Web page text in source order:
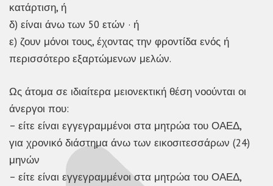
κατάρτιση, ή
δ) είναι άνω των 50 ετών · ή
ε) ζουν μόνοι τους, έχοντας την φροντίδα ενός ή
περισσότερο εξαρτώμενων μελών.
Ως άτομα σε ιδιαίτερα μειονεκτική θέση νοούνται οι
άνεργοι που:
– είτε είναι εγγεγραμμένοι στα μητρώα του ΟΑΕΔ,
για χρονικό διάστημα άνω των εικοσιτεσσάρων (24)
μηνών
– είτε είναι εγγεγραμμένοι στα μητρώα του ΟΑΕΔ,